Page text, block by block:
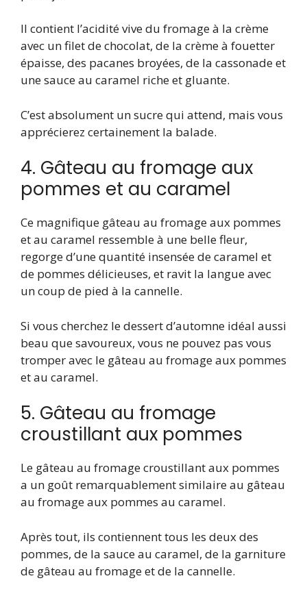
Il contient l’acidité vive du fromage à la crème
avec un filet de chocolat, de la crème à fouetter
épaisse, des pacanes broyées, de la cassonade et
une sauce au caramel riche et gluante.
C’est absolument un sucre qui attend, mais vous
apprécierez certainement la balade.
4. Gâteau au fromage aux
pommes et au caramel
Ce magnifique gâteau au fromage aux pommes
et au caramel ressemble à une belle fleur,
regorge d’une quantité insensée de caramel et
de pommes délicieuses, et ravit la langue avec
un coup de pied à la cannelle.
Si vous cherchez le dessert d’automne idéal aussi
beau que savoureux, vous ne pouvez pas vous
tromper avec le gâteau au fromage aux pommes
et au caramel.
5. Gâteau au fromage
croustillant aux pommes
Le gâteau au fromage croustillant aux pommes
a un goût remarquablement similaire au gâteau
au fromage aux pommes au caramel.
Après tout, ils contiennent tous les deux des
pommes, de la sauce au caramel, de la garniture
de gâteau au fromage et de la cannelle.